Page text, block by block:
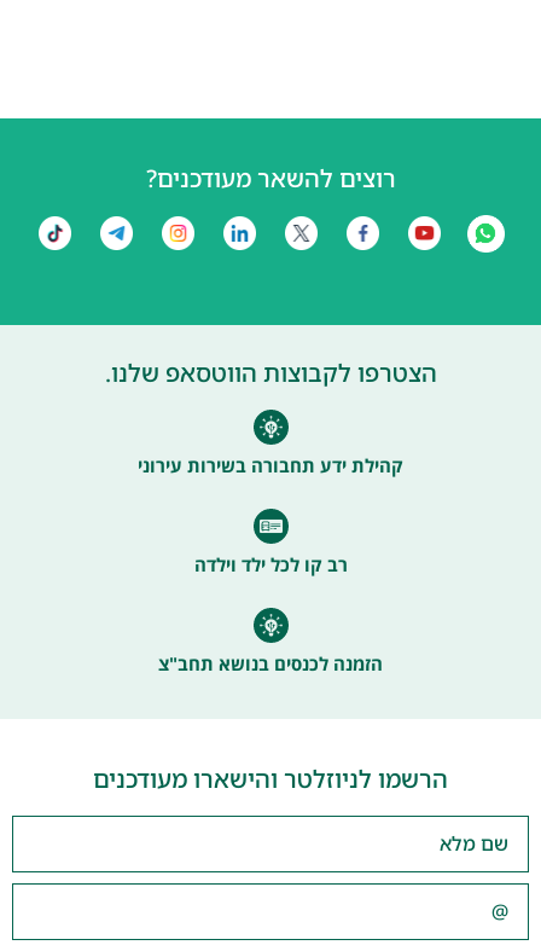
רוצים להשאר מעודכנים?
הצטרפו לקבוצות הווטסאפ שלנו.
קהילת ידע תחבורה בשירות עירוני
רב קו לכל ילד וילדה
הזמנה לכנסים בנושא תחב"צ
הרשמו לניוזלטר והישארו מעודכנים